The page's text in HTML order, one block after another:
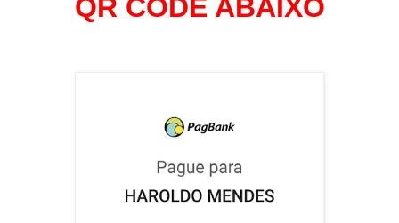
QR CODE ABAIXO